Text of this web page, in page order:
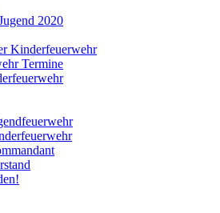
2020
Kinderfeuerwehr
Termine